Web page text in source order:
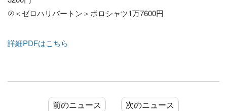
②＜ゼロハリバートン＞ポロシャツ1万7600円
詳細PDFはこちら
前のニュース 次のニュース